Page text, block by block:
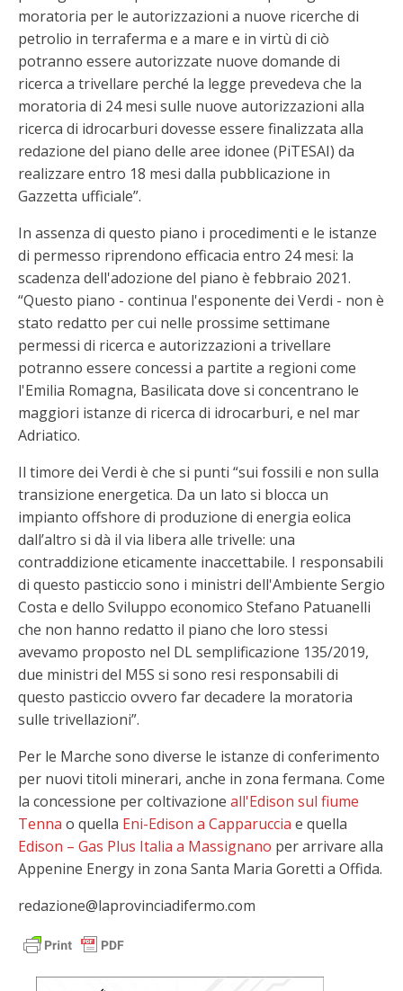
moratoria per le autorizzazioni a nuove ricerche di
petrolio in terraferma e a mare e in virtù di ciò
potranno essere autorizzate nuove domande di
ricerca a trivellare perché la legge prevedeva che la
moratoria di 24 mesi sulle nuove autorizzazioni alla
ricerca di idrocarburi dovesse essere finalizzata alla
redazione del piano delle aree idonee (PiTESAI) da
realizzare entro 18 mesi dalla pubblicazione in
Gazzetta ufficiale”.
In assenza di questo piano i procedimenti e le istanze
di permesso riprendono efficacia entro 24 mesi: la
scadenza dell'adozione del piano è febbraio 2021.
“Questo piano - continua l'esponente dei Verdi - non è
stato redatto per cui nelle prossime settimane
permessi di ricerca e autorizzazioni a trivellare
potranno essere concessi a partite a regioni come
l'Emilia Romagna, Basilicata dove si concentrano le
maggiori istanze di ricerca di idrocarburi, e nel mar
Adriatico.
Il timore dei Verdi è che si punti “sui fossili e non sulla
transizione energetica. Da un lato si blocca un
impianto offshore di produzione di energia eolica
dall’altro si dà il via libera alle trivelle: una
contraddizione eticamente inaccettabile. I responsabili
di questo pasticcio sono i ministri dell'Ambiente Sergio
Costa e dello Sviluppo economico Stefano Patuanelli
che non hanno redatto il piano che loro stessi
avevamo proposto nel DL semplificazione 135/2019,
due ministri del M5S si sono resi responsabili di
questo pasticcio ovvero far decadere la moratoria
sulle trivellazioni”.
Per le Marche sono diverse le istanze di conferimento
per nuovi titoli minerari, anche in zona fermana. Come
la concessione per coltivazione all'Edison sul fiume
Tenna o quella Eni-Edison a Capparuccia e quella
Edison – Gas Plus Italia a Massignano per arrivare alla
Appenine Energy in zona Santa Maria Goretti a Offida.
redazione@laprovinciadifermo.com